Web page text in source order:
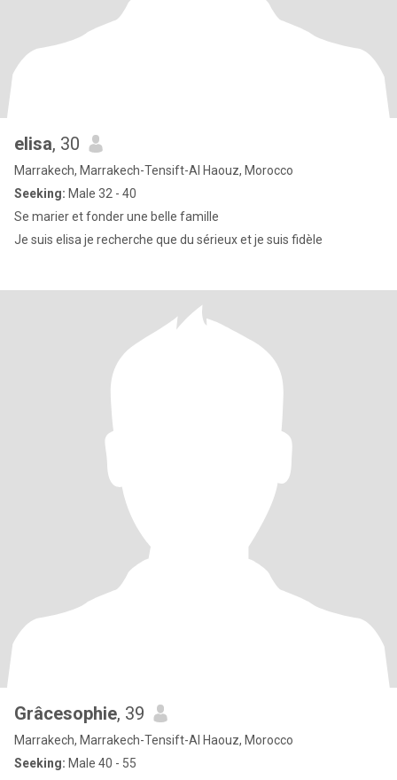
elisa, 30
Marrakech, Marrakech-Tensift-Al Haouz, Morocco
Seeking: Male 32 - 40
Se marier et fonder une belle famille
Je suis elisa je recherche que du sérieux et je suis fidèle
Grâcesophie, 39
Marrakech, Marrakech-Tensift-Al Haouz, Morocco
Seeking: Male 40 - 55